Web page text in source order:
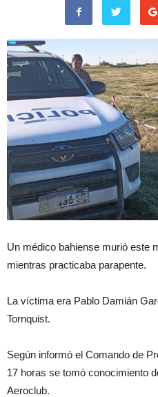
Un médico bahiense murió este
mientras practicaba parapente.
La víctima era Pablo Damián
Tornquist.
Según informó el Comando de
17 horas se tomó conocimiento
Aeroclub.